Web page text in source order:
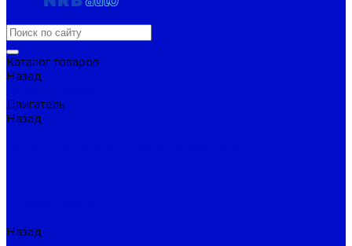
Каталог товаров
Назад
Двигатель
Назад
Назад